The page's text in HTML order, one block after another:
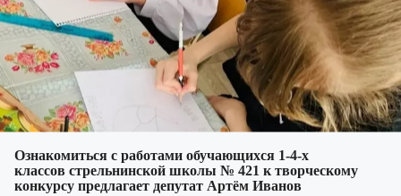
Ознакомиться с работами обучающихся 1-4-х
классов стрельнинской школы № 421 к творческому
конкурсу предлагает депутат Артём Иванов